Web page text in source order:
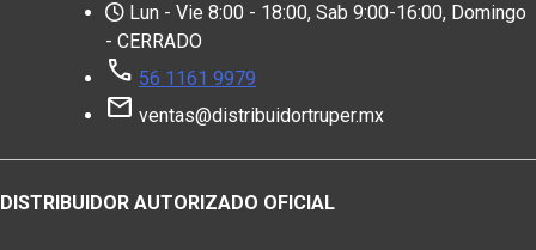
Lun - Vie 8:00 - 18:00, Sab 9:00-16:00, Domingo
- CERRADO
call 56 1161 9979
mail ventas@distribuidortruper.mx
DISTRIBUIDOR AUTORIZADO OFICIAL